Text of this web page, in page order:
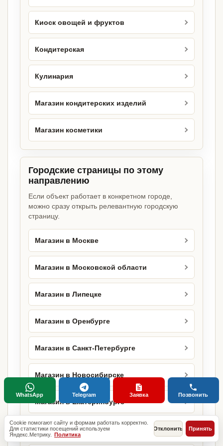
Киоск овощей и фруктов
Кондитерская
Кулинария
Магазин кондитерских изделий
Магазин косметики
Городские страницы по этому
направлению
Если объект работает в конкретном городе,
можно сразу открыть релевантную городскую
страницу.
Магазин в Москве
Магазин в Московской области
Магазин в Липецке
Магазин в Оренбурге
Магазин в Санкт-Петербурге
Магазин в Новосибирске
Магазин в Екатеринбурге
Магазин в Казани
Cookie помогают сайту и формам работать корректно.
Для статистики посещений используем
Яндекс.Метрику. Политика
Отклонить Принять
WhatsApp Telegram Заявка Позвонить